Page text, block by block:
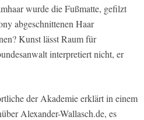
wurde die Fußmatte, gefilzt
abgeschnittenen Haar
Kunst lässt Raum für
interpretiert nicht, er
der Akademie erklärt in einem
Alexander-Wallasch.de, es